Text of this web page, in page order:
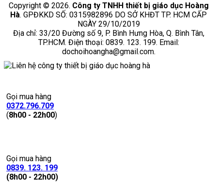
Copyright © 2026. Công ty TNHH thiết bị giáo dục Hoàng
Hà. GPĐKKD SỐ: 0315982896 DO SỞ KHĐT TP. HCM CẤP
NGÀY 29/10/2019
Địa chỉ: 33/20 Đường số 9, P. Bình Hưng Hòa, Q. Bình Tân,
TP.HCM. Điện thoại: 0839. 123. 199. Email:
dochoihoangha@gmail.com.
Gọi mua hàng
0372.796.709
(8h00 - 22h00)
Gọi mua hàng
0839. 123. 199
(8h00 - 22h00)